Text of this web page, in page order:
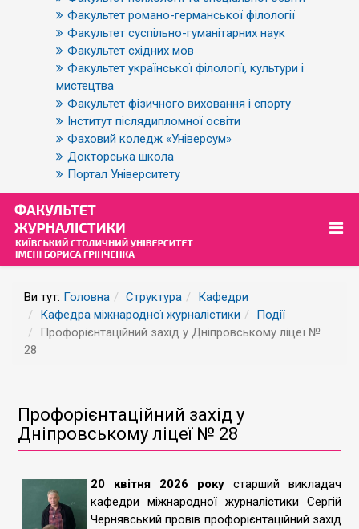
Факультет романо-германської філології
Факультет суспільно-гуманітарних наук
Факультет східних мов
Факультет української філології, культури і
мистецтва
Факультет фізичного виховання і спорту
Інститут післядипломної освіти
Фаховий коледж «Універсум»
Докторська школа
Портал Університету
Ви тут: Головна Структура
Кафедри
Кафедра міжнародної журналістики
Події
Профорієнтаційний захід у Дніпровському ліцеї №
28
Профорієнтаційний захід у
Дніпровському ліцеї № 28
20 квітня 2026 рокустарший викладач
кафедри міжнародної журналістики Сергій
Чернявський провів профорієнтаційний захід